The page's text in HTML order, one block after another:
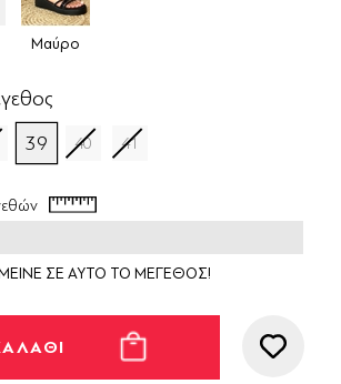
Μαύρο
39 40 41
ΣΕ ΑΥΤΟ ΤΟ ΜΕΓΕΘΟΣ!